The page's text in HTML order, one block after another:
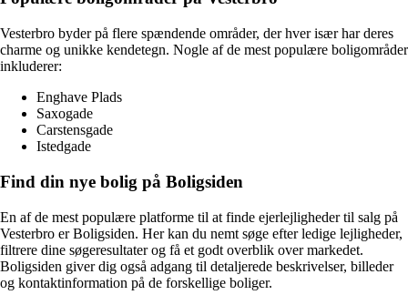
Vesterbro byder på flere spændende områder, der hver især har deres
charme og unikke kendetegn. Nogle af de mest populære boligområder
inkluderer:
Enghave Plads
Saxogade
Carstensgade
Istedgade
Find din nye bolig på Boligsiden
En af de mest populære platforme til at finde ejerlejligheder til salg på
Vesterbro er Boligsiden. Her kan du nemt søge efter ledige lejligheder,
filtrere dine søgeresultater og få et godt overblik over markedet.
Boligsiden giver dig også adgang til detaljerede beskrivelser, billeder
og kontaktinformation på de forskellige boliger.